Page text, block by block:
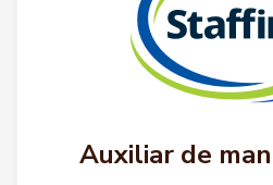
Auxiliar de